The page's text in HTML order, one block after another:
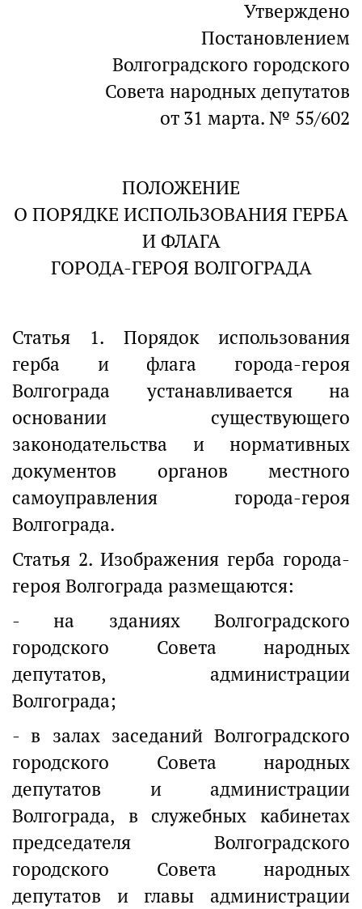
Утверждено
Постановлением
Волгоградского городского
Совета народных депутатов
от 31 марта. № 55/602
ПОЛОЖЕНИЕ
О ПОРЯДКЕ ИСПОЛЬЗОВАНИЯ ГЕРБА
И ФЛАГА
ГОРОДА-ГЕРОЯ ВОЛГОГРАДА
Статья 1. Порядок использования
герба и флага города-героя
Волгограда устанавливается на
основании существующего
законодательства и нормативных
документов органов местного
самоуправления города-героя
Волгограда.
Статья 2. Изображения герба города-
героя Волгограда размещаются:
- на зданиях Волгоградского
городского Совета народных
депутатов, администрации
Волгограда;
- в залах заседаний Волгоградского
городского Совета народных
депутатов и администрации
Волгограда, в служебных кабинетах
председателя Волгоградского
городского Совета народных
депутатов и главы администрации